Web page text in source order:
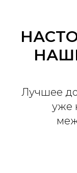
Лучшее
уже